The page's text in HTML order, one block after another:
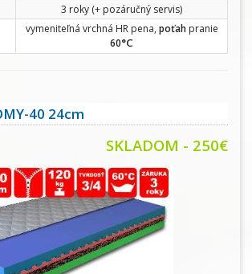
3 roky (+ pozáručný servis)
vymeniteľná vrchná HR pena, poťahpranie
60°C
40 24cm
SKLADOM - 250€